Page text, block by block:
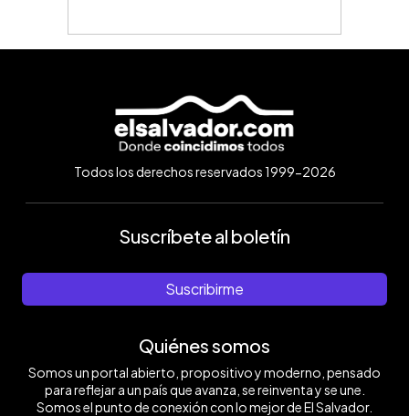
Todos los derechos reservados 1999-2026
Suscríbete al boletín
Suscribirme
Quiénes somos
Somos un portal abierto, propositivo y moderno, pensado
para reflejar a un país que avanza, se reinventa y se une.
Somos el punto de conexión con lo mejor de El Salvador.